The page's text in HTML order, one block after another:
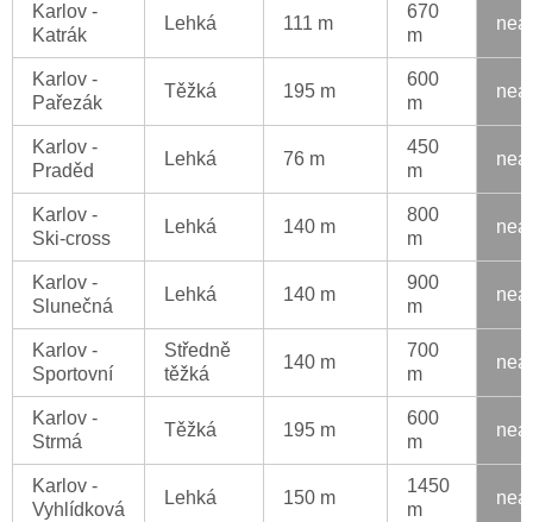
Karlov -
Katrák
Lehká 111 m
670
m
Karlov -
Pařezák
Těžká 195 m
600
m
Karlov -
Praděd
Lehká 76 m
450
m
Karlov -
Ski-cross
Lehká 140 m
800
m
Karlov -
Slunečná
Lehká 140 m
900
m
Karlov -
Sportovní
Středně
těžká
140 m
700
m
Karlov -
Strmá
Těžká 195 m
600
m
Karlov -
Vyhlídková
Lehká 150 m
1450
m